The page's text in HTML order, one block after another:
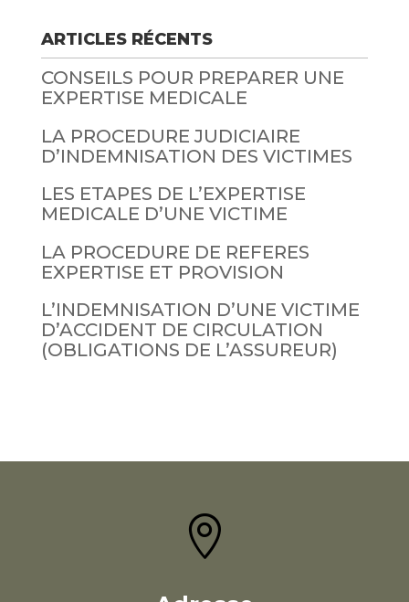
ARTICLES RÉCENTS
CONSEILS POUR PREPARER UNE
EXPERTISE MEDICALE
LA PROCEDURE JUDICIAIRE
D’INDEMNISATION DES VICTIMES
LES ETAPES DE L’EXPERTISE
MEDICALE D’UNE VICTIME
LA PROCEDURE DE REFERES
EXPERTISE ET PROVISION
L’INDEMNISATION D’UNE VICTIME
D’ACCIDENT DE CIRCULATION
(OBLIGATIONS DE L’ASSUREUR)
